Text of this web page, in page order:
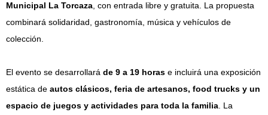
Municipal La Torcaza, con entrada libre y gratuita. La propuesta
combinará solidaridad, gastronomía, música y vehículos de
colección.
El evento se desarrollará de 9 a 19 horas e incluirá una exposición
estática de autos clásicos, feria de artesanos, food trucks y un
espacio de juegos y actividades para toda la familia. La